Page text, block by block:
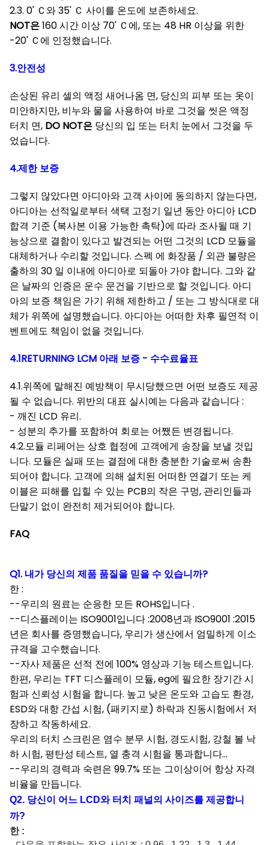
2.3. 0' Ｃ와 35' Ｃ 사이를 온도에 보존하세요.
NOT은160 시간 이상 70' Ｃ에, 또는 48 HR 이상을 위한
-20' Ｃ에 인정했습니다.
3.안전성
손상된 유리 셀의 액정 새어나옴 면, 당신의 피부 또는 옷이
미안하지만, 비누와 물을 사용하여 바로 그것을 씻은 액정
터치 면, DO NOT은 당신의 입 또는 터치 눈에서 그것을 두
었습니다.
4.제한 보증
그렇지 않았다면 아디아와 고객 사이에 동의하지 않는다면,
아디아는 선적일로부터 색택 고정기 일년 동안 아디아 LCD
합격 기준 (복사본 이용 가능한 촉탁)에 따라 조사될 때 기
능상으로 결함이 있다고 발견되는 어떤 그것의 LCD 모듈을
대체하거나 수리할 것입니다. 스펙 에 화장품 / 외관 불량은
출하의 30 일 이내에 아디아로 되돌아 가야 합니다. 그와 같
은 날짜의 인증은 운수 문건을 기반으로 할 것입니다. 아디
아의 보증 책임은 가기 위해 제한하고 / 또는 그 방식대로 대
체가 위쪽에 설명했습니다. 아디아는 어떠한 차후 필연적 이
벤트에도 책임이 없을 것입니다.
4.1RETURNING LCM 아래 보증 - 수수료율표
4.1.위쪽에 말해진 예방책이 무시당했으면 어떤 보증도 제공
될 수 없습니다. 위반의 대표 실시예는 다음과 같습니다 :
- 깨진 LCD 유리.
- 성분의 추가를 포함하여 회로는 어쨌든 변경됩니다.
4.2.모듈 리페어는 상호 협정에 고객에게 송장을 보낼 것입
니다. 모듈은 실패 또는 결점에 대한 충분한 기술로써 송환
되어야 합니다. 고객에 의해 설치된 어떠한 연결기 또는 케
이블은 피해를 입힐 수 있는 PCB의 작은 구멍, 관리인들과
단말기 없이 완전히 제거되어야 합니다.
FAQ
Q1. 내가 당신의 제품 품질을 믿을 수 있습니까?
한 :
--우리의 원료는 순응한 모든 ROHS입니다 .
--디스플레이는 ISO9001입니다 :2008년과 ISO9001 :2015
년은 회사를 증명했습니다, 우리가 생산에서 엄밀하게 이소
규격을 고수했습니다.
--자사 제품은 선적 전에 100% 영상과 기능 테스트입니다.
한편, 우리는 TFT 디스플레이 모듈, eg에 필요한 장기간 시
험과 신뢰성 시험을 합니다. 높고 낮은 온도와 고습도 환경,
ESD와 대항 간섭 시험, (패키지로) 하락과 진동시험에서 저
장하고 작동하세요.
우리의 터치 스크린은 염수 분무 시험, 경도시험, 강철 볼 낙
하 시험, 평탄성 테스트, 열 충격 시험을 통과합니다...
--우리의 경력과 숙련은 99.7% 또는 그이상이어 항상 자격
비율을 만듭니다.
Q2. 당신이 어느 LCD와 터치 패널의 사이즈를 제공합니
까?
한 :